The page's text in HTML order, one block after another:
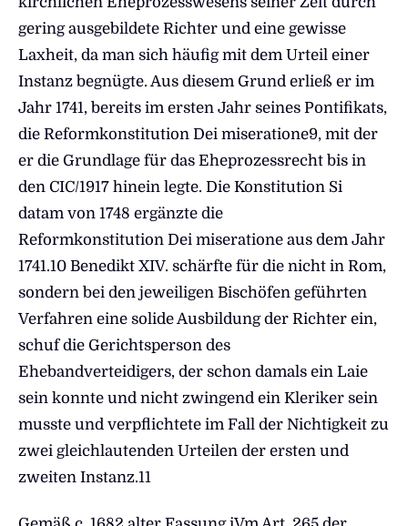
gering ausgebildete Richter und eine gewisse
Laxheit, da man sich häufig mit dem Urteil einer
Instanz begnügte. Aus diesem Grund erließ er im
Jahr 1741, bereits im ersten Jahr seines Pontifikats,
die Reformkonstitution Dei miseratione9, mit der
er die Grundlage für das Eheprozessrecht bis in
den CIC/1917 hinein legte. Die Konstitution Si
datam von 1748 ergänzte die
Reformkonstitution Dei miseratione aus dem Jahr
1741.10 Benedikt XIV. schärfte für die nicht in Rom,
sondern bei den jeweiligen Bischöfen geführten
Verfahren eine solide Ausbildung der Richter ein,
schuf die Gerichtsperson des
Ehebandverteidigers, der schon damals ein Laie
sein konnte und nicht zwingend ein Kleriker sein
musste und verpflichtete im Fall der Nichtigkeit zu
zwei gleichlautenden Urteilen der ersten und
zweiten Instanz.11